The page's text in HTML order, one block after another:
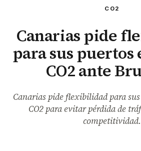
CO2
Canarias pide
para sus puertos
CO2 ante
Canarias pide flexibilidad para
CO2 para evitar pérdida de
competitividad.